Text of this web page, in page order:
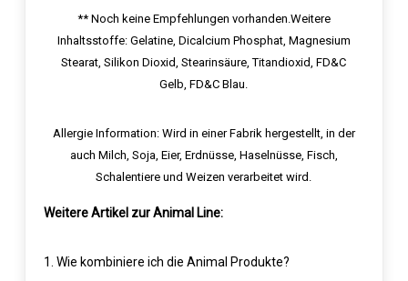
** Noch keine Empfehlungen vorhanden.Weitere
Inhaltsstoffe:Gelatine, Dicalcium Phosphat, Magnesium
Stearat, Silikon Dioxid, Stearinsäure, Titandioxid, FD&C
Gelb, FD&C Blau.
Allergie Information:Wird in einer Fabrik hergestellt, in der
auch Milch, Soja, Eier, Erdnüsse, Haselnüsse, Fisch,
Schalentiere und Weizen verarbeitet wird.
Weitere Artikel zur Animal Line:
1. Wie kombiniere ich die Animal Produkte?